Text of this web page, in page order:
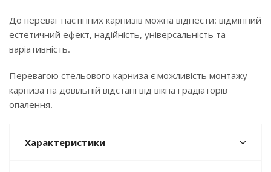
До переваг настінних карнизів можна віднести: відмінний
естетичний ефект, надійність, універсальність та
варіативність.
Перевагою стельового карниза є можливість монтажу
карниза на довільній відстані від вікна і радіаторів
опалення.
Характеристики